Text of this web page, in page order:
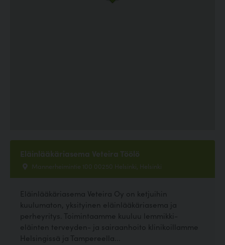
Eläinlääkäriasema Veteira Töölö
Mannerheimintie 100 00250 Helsinki, Helsinki
Eläinlääkäriasema Veteira Oy on ketjuihin
kuulumaton, yksityinen eläinlääkäriasema ja
perheyritys. Toimintaamme kuuluu lemmikki-
eläinten terveyden- ja sairaanhoito klinikoillamme
Helsingissä ja Tampereella...